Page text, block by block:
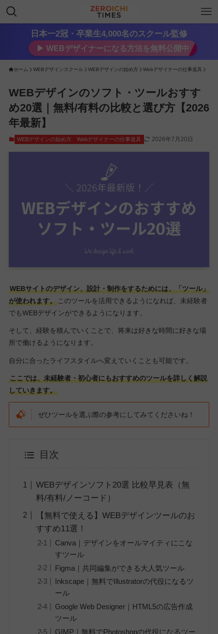
日本一2冠・卒業生4,000名のスクール監修
▶︎ WEBデザイナーになる方法を無料公開中
ホーム WEBデザインスクール WEBデザインの始め方 Webデザイナーの仕事道具
WEBデザインのソフト・ツールおすす
め20選｜無料/有料の比較と選び方【2026
年最新】
WEBデザインの始め方 Webデザイナーの仕事道具 2026年7月20日
WEBサイトのデザイン、設計・制作をするためには、「ツール」
が使われます。このツールを活用できるようになれば、未経験者
でもWEBデザインができるようになります。
そして、経験を積んでいくことで、将来は好きな時間に好きな場
所で働けるようになります。
自分に合ったライフスタイルへ変えていくことも可能です。
ここでは、未経験者・初心者にもおすすめのツールを詳しく解説
していきます。
ぜひツールを選ぶ際の参考にしてみてくださいね！
目次
WEBデザインソフト20選 比較早見表（無
料/有料/ノーコード）
【無料で使える】WEBデザインツールのお
すすめ11選！
Canva｜デザインをオールマイティにこな
すツール
Figma｜共同編集ができる大人気ツール
Inkscape｜無料でIllustratorの代役になるツ
ール
Google Web Designer｜HTML5の広告作成
ツール
GIMP｜無料でPhotoshopの代役になるツー